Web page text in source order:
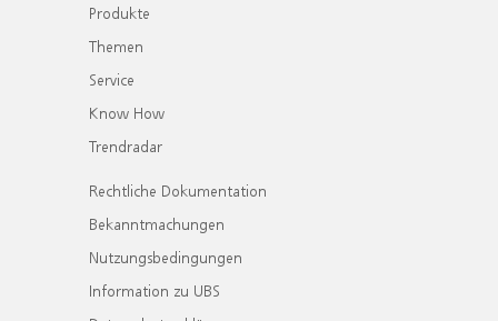
Produkte
Themen
Service
Know How
Trendradar
Rechtliche Dokumentation
Bekanntmachungen
Nutzungsbedingungen
Information zu UBS